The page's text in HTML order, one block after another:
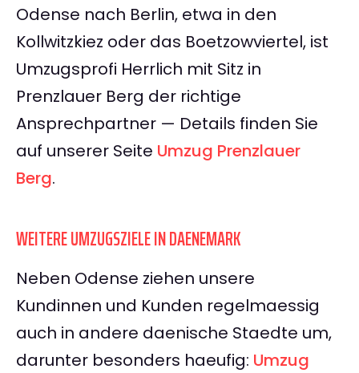
Odense nach Berlin, etwa in den
Kollwitzkiez oder das Boetzowviertel, ist
Umzugsprofi Herrlich mit Sitz in
Prenzlauer Berg der richtige
Ansprechpartner — Details finden Sie
auf unserer Seite Umzug Prenzlauer
Berg.
WEITERE UMZUGSZIELE IN DAENEMARK
Neben Odense ziehen unsere
Kundinnen und Kunden regelmaessig
auch in andere daenische Staedte um,
darunter besonders haeufig: Umzug